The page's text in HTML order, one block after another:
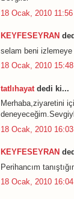
18 Ocak, 2010 11:56
KEYFESEYRAN
selam beni
18 Ocak, 2010 15:48
tatlıhayat dedi ki...
Merhaba,ziyaretini
18 Ocak, 2010 16:03
KEYFESEYRAN
Perihancım
18 Ocak, 2010 16:04